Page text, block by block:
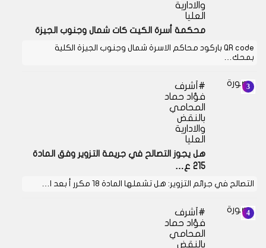
والادارية
العليا
محكمة أسرة الكيت كات شمال وجنوب الجيزة
QR code باركود محاكم الاسرة شمال وجنوب الجيزة الكلية
بمحك…
أشرف
فؤاد حماد
المحامي
بالنقض
والادارية
العليا
هل يجوز التصالح في جريمة التزوير وفق المادة
215 ع…
التصالح في جرائم التزوير: هل تشملها المادة 18 مكرر أ بعد ا…
أشرف
فؤاد حماد
المحامي
بالنقض